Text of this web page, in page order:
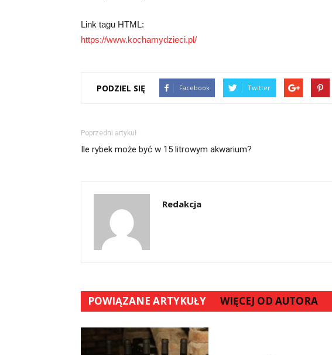
Link tagu HTML:
https://www.kochamydzieci.pl/
PODZIEL SIĘ Facebook Twitter
Poprzedni artykuł
Ile rybek może być w 15 litrowym akwarium?
Redakcja
POWIĄZANE ARTYKUŁY WIĘCEJ OD AUTORA